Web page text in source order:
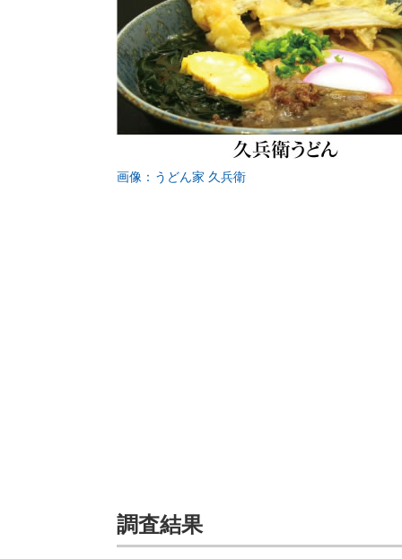
画像：うどん家 久兵衛
調査結果